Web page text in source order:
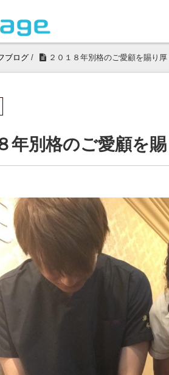
ブログ / ２０１８年別格のご愛顧を賜り厚
年別格のご愛顧を